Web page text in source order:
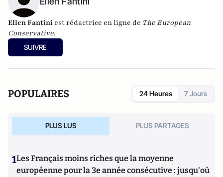
Ellen Fantini est rédactrice en ligne de The European
Conservative.
SUIVRE
POPULAIRES 24 Heures 7 Jours
PLUS LUS PLUS PARTAGES
1Les Français moins riches que la moyenne
européenne pour la 3e année consécutive : jusqu'où